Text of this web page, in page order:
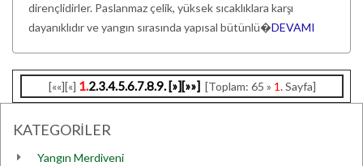
dirençlidirler. Paslanmaz çelik, yüksek sıcaklıklara karşı
dayanıklıdır ve yangın sırasında yapısal bütünlü�DEVAMI
[««][«] 1.2.3.4.5.6.7.8.9. [»] [»»] [Toplam: 65 » 1.Sayfa]
KATEGORİLER
Yangın Merdiveni